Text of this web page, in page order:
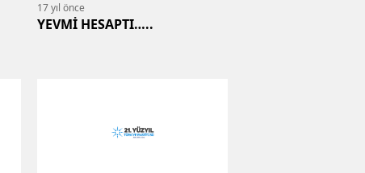
17 yıl önce
YEVMİ HESAPTI…..